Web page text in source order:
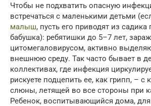
Чтобы не подхватить опасную
встречаться с маленькими детьми
малыш, пусть его приводят из садика
бабушка): ребятишки до 5–7 лет,
цитомегаловирусом, активно
внешнюю среду. Так часто бывает в
коллективах, где инфекция
рискуете подцепить ее, как грипп, – с
слюны, летящей во все стороны при
Ребенок, воспитывающийся дома,